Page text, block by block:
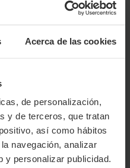
Acerca de las cookies
de personalización,
y de terceros, que tratan
así como hábitos
navegación, analizar
y personalizar publicidad.